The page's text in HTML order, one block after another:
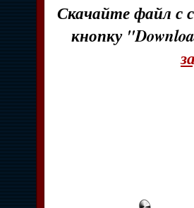
Скачайте файл с
кнопку